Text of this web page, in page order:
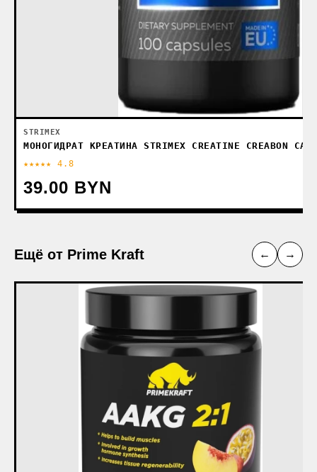
STRIMEX
МОНОГИДРАТ КРЕАТИНА STRIMEX СREATINE CREABON
★★★★★ 4.8
39.00 BYN
Ещё от Prime Kraft ← →